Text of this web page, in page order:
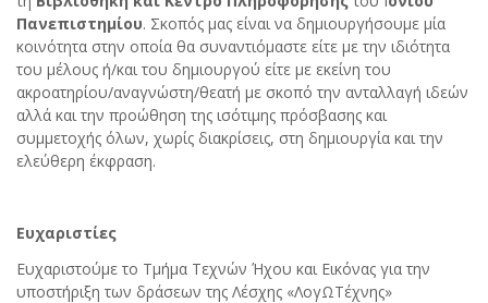
Πανεπιστημίου. Σκοπός μας είναι να δημιουργήσουμε μία
κοινότητα στην οποία θα συναντιόμαστε είτε με την ιδιότητα
του μέλους ή/και του δημιουργού είτε με εκείνη του
ακροατηρίου/αναγνώστη/θεατή με σκοπό την ανταλλαγή ιδεών
αλλά και την προώθηση της ισότιμης πρόσβασης και
συμμετοχής όλων, χωρίς διακρίσεις, στη δημιουργία και την
ελεύθερη έκφραση.
Ευχαριστίες
Ευχαριστούμε το Τμήμα Τεχνών Ήχου και Εικόνας για την
υποστήριξη των δράσεων της Λέσχης «ΛογΩΤέχνης»